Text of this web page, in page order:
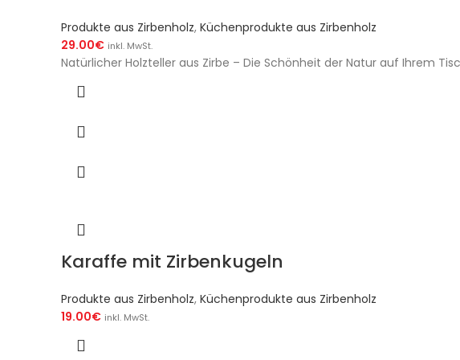
Produkte aus Zirbenholz, Küchenprodukte aus Zirbenholz
29.00€ inkl. MwSt.
Natürlicher Holzteller aus Zirbe – Die Schönheit der Natur auf Ihrem
Karaffe mit Zirbenkugeln
Produkte aus Zirbenholz, Küchenprodukte aus Zirbenholz
19.00€ inkl. MwSt.